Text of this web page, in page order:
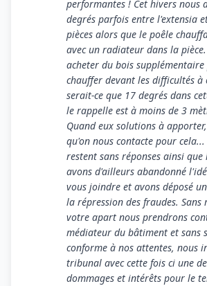
performantes ! Cet hivers nous
degrés parfois entre l'extensia
pièces alors que le poêle
avec un radiateur dans la
acheter du bois
chauffer devant les difficultés à
serait-ce que 17 degrés dans
le rappelle est à moins de 3
Quand eux solutions à
qu'on nous contacte pour
restent sans réponses ainsi que
avons d'ailleurs abandonné
vous joindre et avons déposé
la répression des fraudes. Sans
votre apart nous prendrons
médiateur du bâtiment et sans
conforme à nos attentes, nous
tribunal avec cette fois ci une
dommages et intérêts pour le